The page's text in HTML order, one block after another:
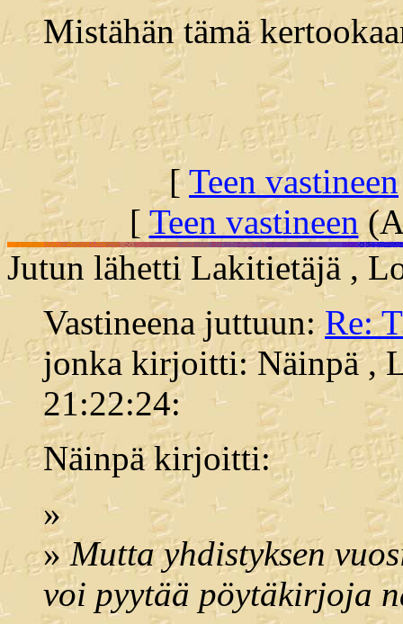
Mistähän tämä
[Teen vastineen
[ Teen vastineen
Jutun lähetti Lakitietäjä ,
Vastineena juttuun:Re:
jonka kirjoitti: Näinpä ,
21:22:24:
Näinpä kirjoitti:
»
»Mutta yhdistyksen
voi pyytää pöytäkirjoja